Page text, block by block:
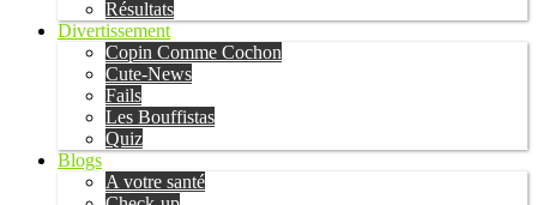
Résultats
Divertissement
Copin Comme Cochon
Cute-News
Fails
Les Bouffistas
Quiz
Blogs
A votre santé